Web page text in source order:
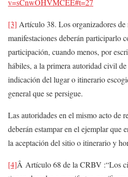
v=sCnwOHVMCEE#t=27
[3] Artículo 38. Los organizadores de
manifestaciones deberán participarlo
participación, cuando menos, por
hábiles, a la primera autoridad civil
indicación del lugar o itinerario
general que se persigue.
Las autoridades en el mismo acto de
deberán estampar en el ejemplar que
la aceptación del sitio o itinerario y
[4]Â Artículo 68 de la CRBV :“Los